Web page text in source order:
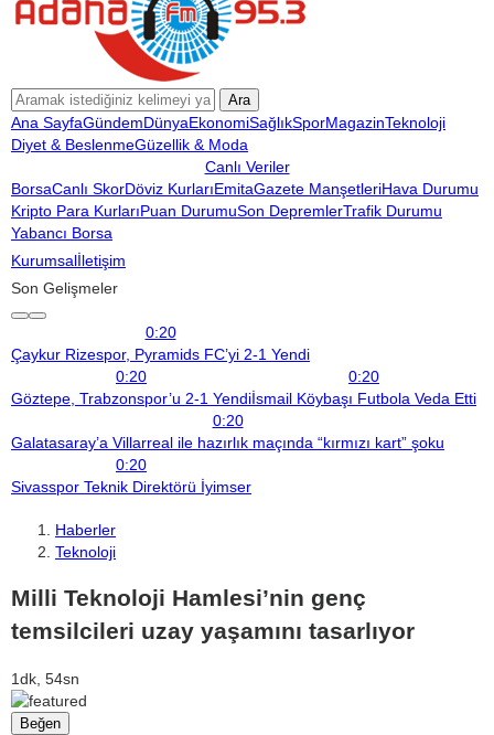
Ara
Ana SayfaGündemDünyaEkonomiSağlıkSporMagazinTeknoloji
Diyet & BeslenmeGüzellik & Moda
Canlı Veriler
BorsaCanlı SkorDöviz KurlarıEmitaGazete ManşetleriHava Durumu
Kripto Para KurlarıPuan DurumuSon DepremlerTrafik Durumu
Yabancı Borsa
Kurumsalİletişim
Son Gelişmeler
0:20
Çaykur Rizespor, Pyramids FC’yi 2-1 Yendi
0:20
Göztepe, Trabzonspor’u 2-1 Yendi
0:20
İsmail Köybaşı Futbola Veda Etti
0:20
Galatasaray’a Villarreal ile hazırlık maçında “kırmızı kart” şoku
0:20
Sivasspor Teknik Direktörü İyimser
Haberler
Teknoloji
Milli Teknoloji Hamlesi’nin genç
temsilcileri uzay yaşamını tasarlıyor
1dk, 54sn
Beğen